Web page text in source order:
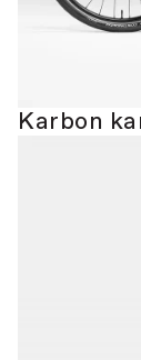
Karbon